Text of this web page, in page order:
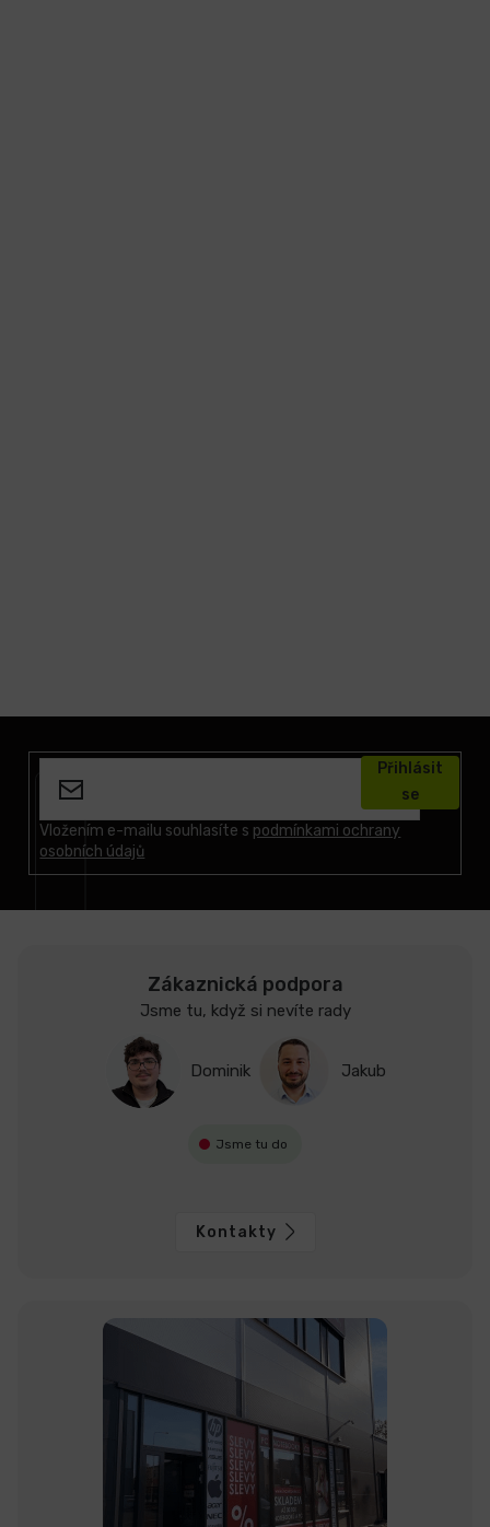
Vložením e-mailu souhlasíte s podmínkami ochrany
osobních údajů
Přihlásit
se
Zákaznická podpora
Jsme tu, když si nevíte rady
Dominik Jakub
Jsme tu do
Kontakty